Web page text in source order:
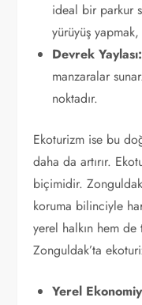
ideal bir parkur
yürüyüş
Devrek Yaylası:
manzaralar
noktadır.
Ekoturizm ise bu
daha da artırır.
biçimidir.
koruma bilinciyle
yerel halkın hem de
Zonguldak’ta
Yerel